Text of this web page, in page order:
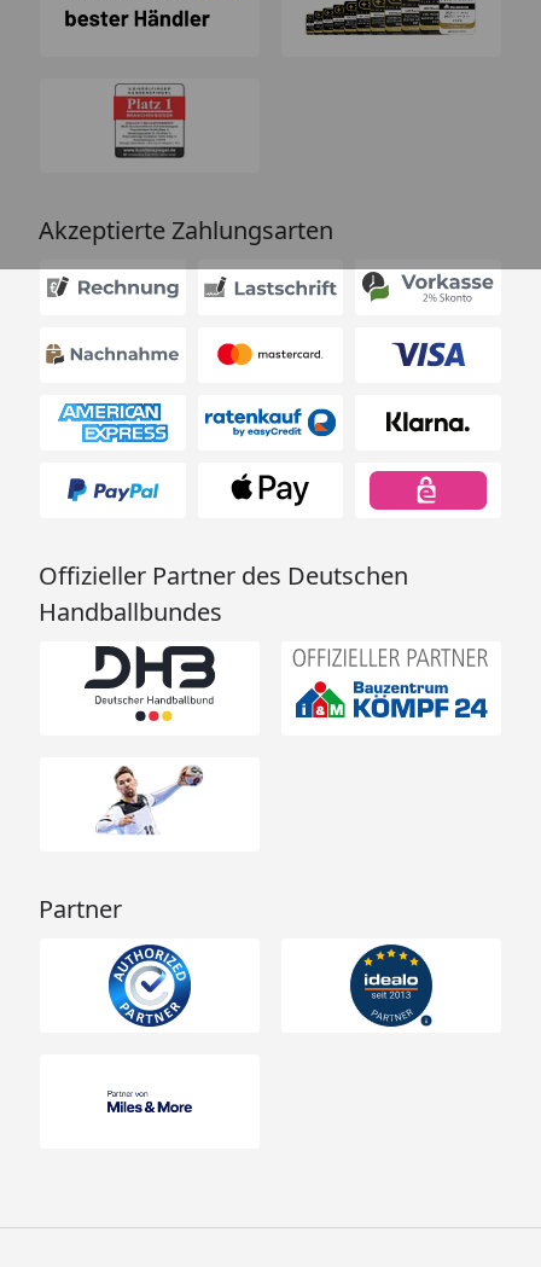
Akzeptierte Zahlungsarten
Offizieller Partner des Deutschen
Handballbundes
Partner